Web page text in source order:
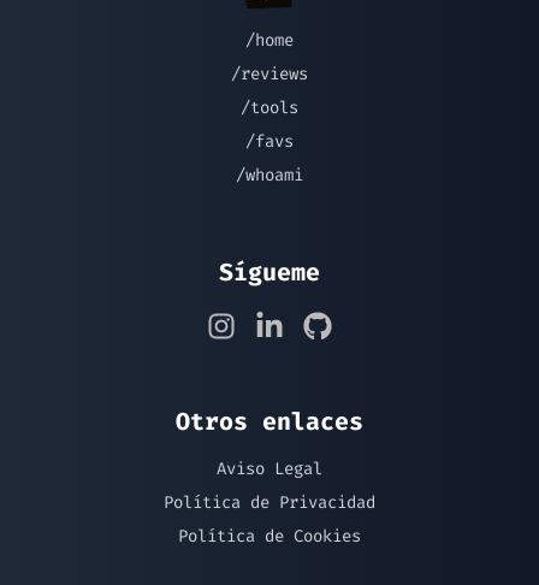
/home
/reviews
/tools
/favs
/whoami
Sígueme
Otros enlaces
Aviso Legal
Política de Privacidad
Política de Cookies